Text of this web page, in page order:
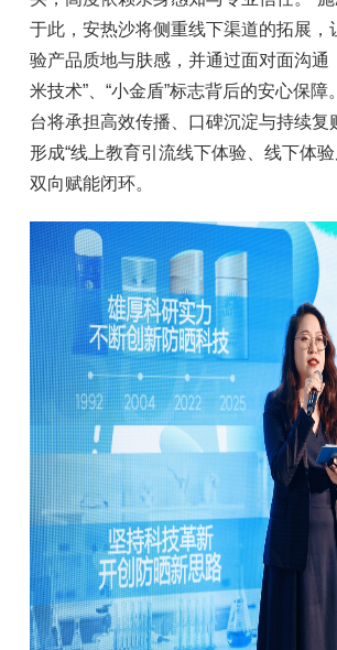
于此，安热沙将侧重线下渠道的拓展，
验产品质地与肤感，并通过面对面沟通
米技术”、“小金盾”标志背后的安心保
台将承担高效传播、口碑沉淀与持续复
形成“线上教育引流线下体验、线下体
双向赋能闭环。